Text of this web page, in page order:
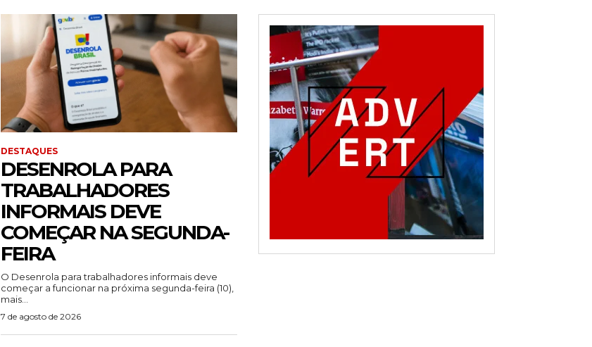
DESTAQUES
DESENROLA PARA
TRABALHADORES
INFORMAIS DEVE
COMEÇAR NA SEGUNDA-
FEIRA
O Desenrola para trabalhadores informais deve
começar a funcionar na próxima segunda-feira (10),
mais...
7 de agosto de 2026